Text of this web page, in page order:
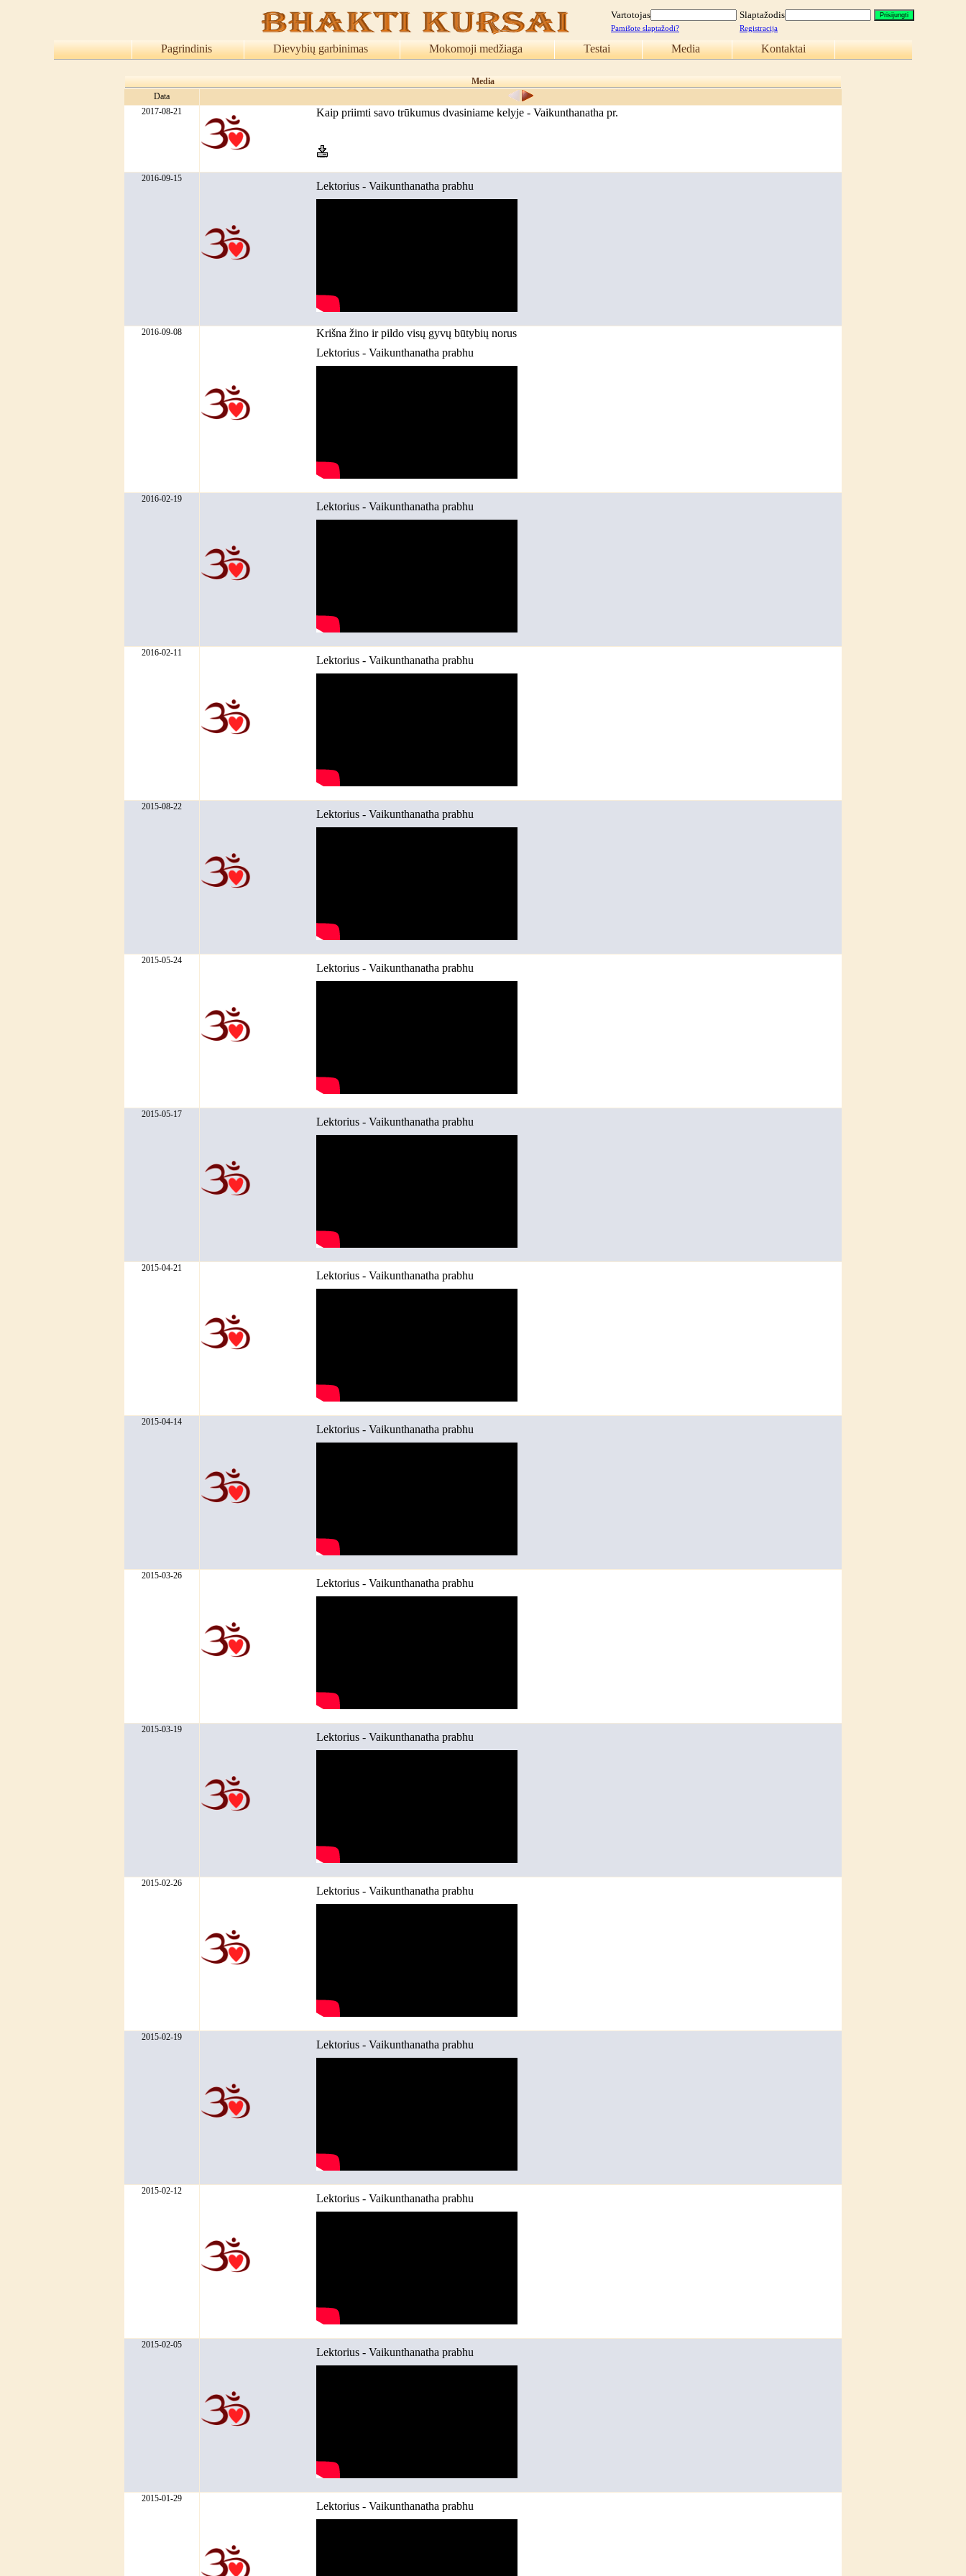
Vartotojas Slaptažodis
Pamišote slaptažodi? Registracija
Pagrindinis Dievybių garbinimas Mokomoji medžiaga Testai Media Kontaktai
Media
Data
2017-08-21
Kaip priimti savo trūkumus dvasiniame kelyje - Vaikunthanatha pr.
2016-09-15
Lektorius - Vaikunthanatha prabhu
2016-09-08
Krišna žino ir pildo visų gyvų būtybių norus
Lektorius - Vaikunthanatha prabhu
2016-02-19
Lektorius - Vaikunthanatha prabhu
2016-02-11
Lektorius - Vaikunthanatha prabhu
2015-08-22
Lektorius - Vaikunthanatha prabhu
2015-05-24
Lektorius - Vaikunthanatha prabhu
2015-05-17
Lektorius - Vaikunthanatha prabhu
2015-04-21
Lektorius - Vaikunthanatha prabhu
2015-04-14
Lektorius - Vaikunthanatha prabhu
2015-03-26
Lektorius - Vaikunthanatha prabhu
2015-03-19
Lektorius - Vaikunthanatha prabhu
2015-02-26
Lektorius - Vaikunthanatha prabhu
2015-02-19
Lektorius - Vaikunthanatha prabhu
2015-02-12
Lektorius - Vaikunthanatha prabhu
2015-02-05
Lektorius - Vaikunthanatha prabhu
2015-01-29
Lektorius - Vaikunthanatha prabhu